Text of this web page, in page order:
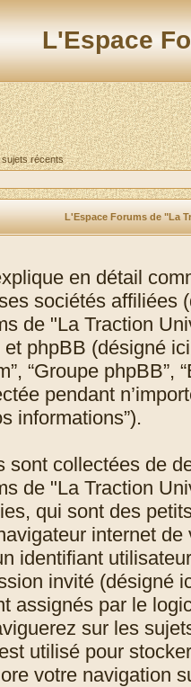
L'Espace
sujets récents
L'Espace Forums de "La
en détail
sociétés affiliées
de "La Traction
phpBB (désigné ici
“Groupe phpBB”,
pendant
informations”).
sont collectées de
de "La Traction
qui sont des
internet
identifiant
invité (désigné
assignés par le
sur les
utilisé pour
votre navigation